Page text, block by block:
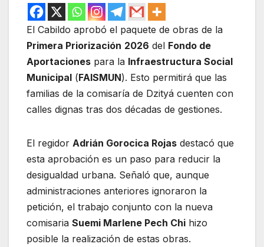
El Cabildo aprobó el paquete de obras de la
Primera Priorización 2026 del Fondo de
Aportaciones para la Infraestructura Social
Municipal (FAISMUN). Esto permitirá que las
familias de la comisaría de Dzityá cuenten con
calles dignas tras dos décadas de gestiones.
El regidor Adrián Gorocica Rojas destacó que
esta aprobación es un paso para reducir la
desigualdad urbana. Señaló que, aunque
administraciones anteriores ignoraron la
petición, el trabajo conjunto con la nueva
comisaria Suemi Marlene Pech Chi hizo
posible la realización de estas obras.